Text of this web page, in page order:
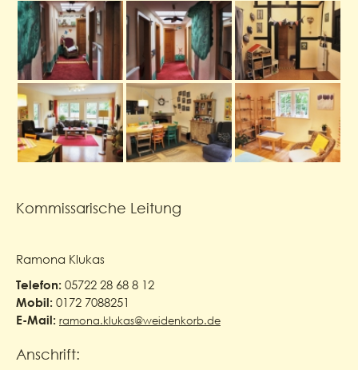
Kommissarische Leitung
Ramona Klukas
Telefon: 05722 28 68 8 12
Mobil: 0172 7088251
E-Mail: ramona.klukas@weidenkorb.de
Anschrift: